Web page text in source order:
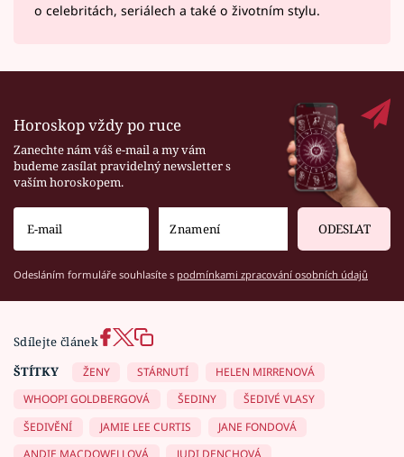
o celebritách, seriálech a také o životním stylu.
Horoskop vždy po ruce
Zanechte nám váš e-mail a my vám
budeme zasílat pravidelný newsletter s
vaším horoskopem.
ODESLAT
Odesláním formuláře souhlasíte s podmínkami zpracování osobních údajů
Sdílejte článek
ŠTÍTKY
ŽENY STÁRNUTÍ
HELEN MIRRENOVÁ
WHOOPI GOLDBERGOVÁ
ŠEDINY
ŠEDIVÉ VLASY
ŠEDIVĚNÍ
JAMIE LEE CURTIS
JANE FONDOVÁ